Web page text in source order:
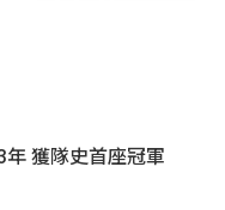
獲隊史首座冠軍